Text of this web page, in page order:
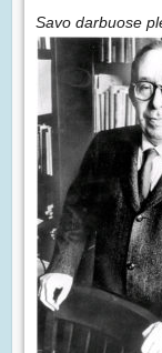
Savo darbuose